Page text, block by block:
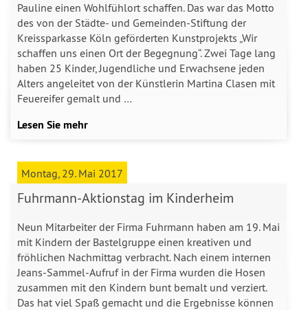
Pauline einen Wohlfühlort schaffen. Das war das Motto
des von der Städte- und Gemeinden-Stiftung der
Kreissparkasse Köln geförderten Kunstprojekts „Wir
schaffen uns einen Ort der Begegnung“. Zwei Tage lang
haben 25 Kinder, Jugendliche und Erwachsene jeden
Alters angeleitet von der Künstlerin Martina Clasen mit
Feuereifer gemalt und …
Lesen Sie mehr
Montag, 29. Mai 2017
Fuhrmann-Aktionstag im Kinderheim
Neun Mitarbeiter der Firma Fuhrmann haben am 19. Mai
mit Kindern der Bastelgruppe einen kreativen und
fröhlichen Nachmittag verbracht. Nach einem internen
Jeans-Sammel-Aufruf in der Firma wurden die Hosen
zusammen mit den Kindern bunt bemalt und verziert.
Das hat viel Spaß gemacht und die Ergebnisse können